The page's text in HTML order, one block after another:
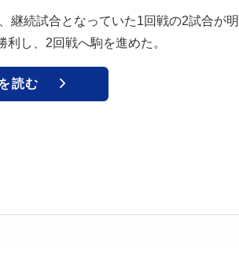
継続試合となっていた1回戦の2試合が
し、2回戦へ駒を進めた。
読む